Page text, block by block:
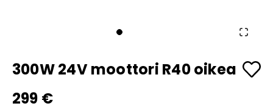
300W 24V moottori R40 oikea
299 €